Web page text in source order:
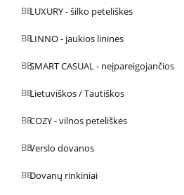
LUXURY - šilko peteliškės
LINNO - jaukios lininės
SMART CASUAL - neįpareigojančios
Lietuviškos / Tautiškos
COZY - vilnos peteliškės
Verslo dovanos
Dovanų rinkiniai